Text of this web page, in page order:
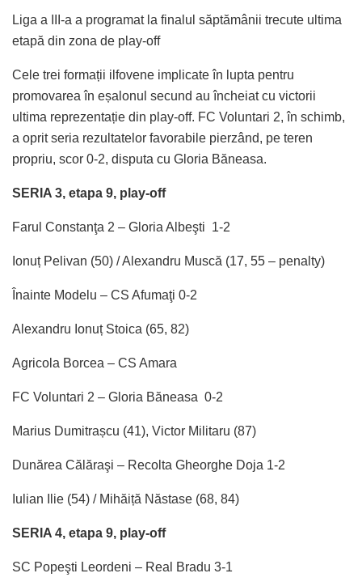
Liga a III-a a programat la finalul săptămânii trecute ultima
etapă din zona de play-off
Cele trei formații ilfovene implicate în lupta pentru
promovarea în eșalonul secund au încheiat cu victorii
ultima reprezentație din play-off. FC Voluntari 2, în schimb,
a oprit seria rezultatelor favorabile pierzând, pe teren
propriu, scor 0-2, disputa cu Gloria Băneasa.
SERIA 3, etapa 9, play-off
Farul Constanţa 2 – Gloria Albeşti 1-2
Ionuț Pelivan (50) / Alexandru Muscă (17, 55 – penalty)
Înainte Modelu – CS Afumaţi 0-2
Alexandru Ionuț Stoica (65, 82)
Agricola Borcea – CS Amara
FC Voluntari 2 – Gloria Băneasa 0-2
Marius Dumitrașcu (41), Victor Militaru (87)
Dunărea Călăraşi – Recolta Gheorghe Doja 1-2
Iulian Ilie (54) / Mihăiță Năstase (68, 84)
SERIA 4, etapa 9, play-off
SC Popeşti Leordeni – Real Bradu 3-1